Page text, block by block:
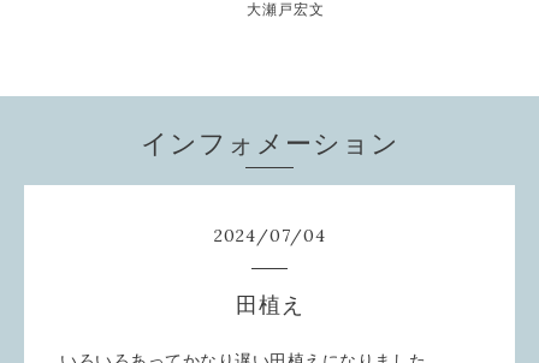
大瀬戸宏文
インフォメーション
2024/07/04
田植え